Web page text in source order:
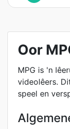
Oor
MPG is 'n
videolêers.
speel en